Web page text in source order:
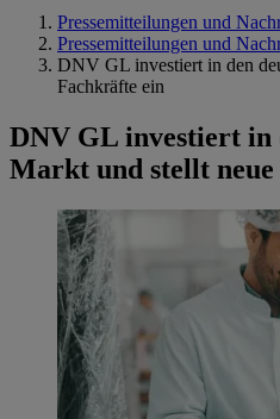
Pressemitteilungen und
Pressemitteilungen und
DNV GL investiert in den
Fachkräfte ein
DNV GL investiert in
Markt und stellt